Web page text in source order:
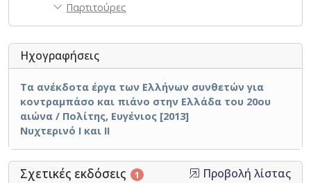
Παρτιτούρες
Ηχογραφήσεις
Τα ανέκδοτα έργα των Ελλήνων συνθετών για
κοντραμπάσο και πιάνο στην Ελλάδα του 20ου
αιώνα / Πολίτης, Ευγένιος [2013]
Νυχτερινό Ι και ΙΙ
Σχετικές εκδόσεις 1 Προβολή λίστας